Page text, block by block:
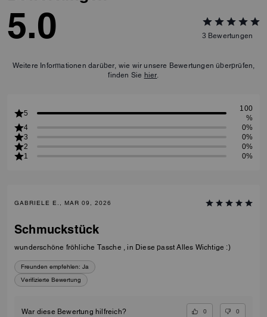
5.0 3 Bewertungen
Weitere Informationen darüber, wie wir unsere Bewertungen überprüfen,
finden Sie hier.
5
100
%
4
0%
3
0%
2
0%
1
0%
GABRIELE E., MAR 09, 2026
Schmuckstück
wunderschöne fröhliche Tasche , in Diese passt Alles Wichtige :)
Freunden empfehlen: Ja
Verifizierte Bewertung
War diese Bewertung hilfreich? 0 0